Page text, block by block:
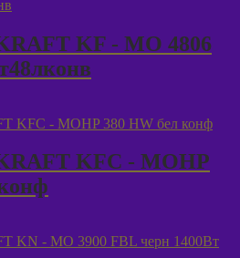
KF - MO 4806
KFC - MOHP